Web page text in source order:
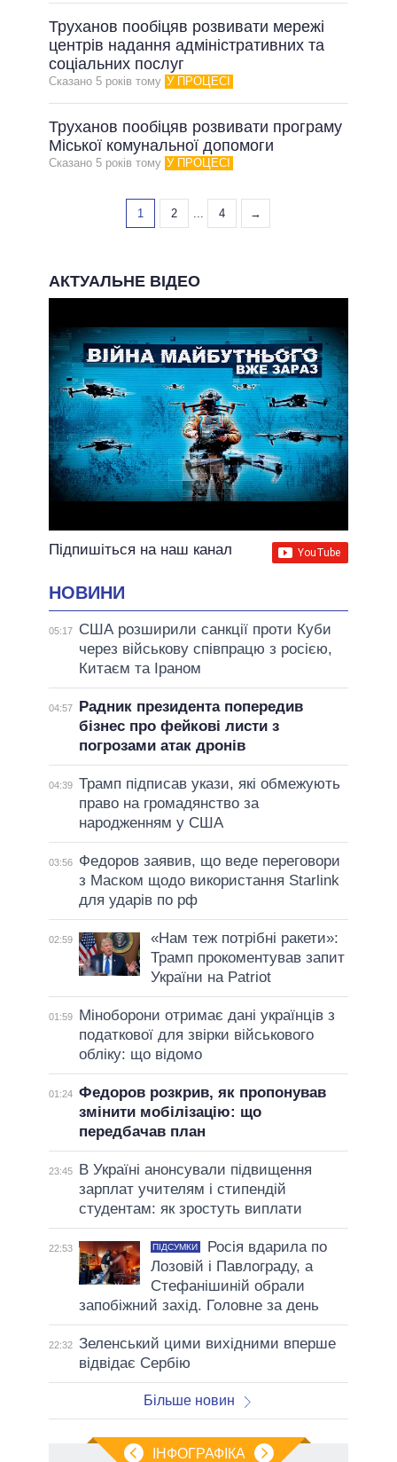
Труханов пообіцяв розвивати мережі
центрів надання адміністративних та
соціальних послуг
Сказано 5 рокiв тому У ПРОЦЕСІ
Труханов пообіцяв розвивати програму
Міської комунальної допомоги
Сказано 5 рокiв тому У ПРОЦЕСІ
1 2 ... 4 →
АКТУАЛЬНЕ ВІДЕО
Підпишіться на наш канал
НОВИНИ
05:17
США розширили санкції проти Куби
через військову співпрацю з росією,
Китаєм та Іраном
04:57
Радник президента попередив
бізнес про фейкові листи з
погрозами атак дронів
04:39 Трамп підписав укази, які обмежують
право на громадянство за
народженням у США
03:56
Федоров заявив, що веде переговори
з Маском щодо використання Starlink
для ударів по рф
02:59
«Нам теж потрібні ракети»:
Трамп прокоментував запит
України на Patriot
01:59
Міноборони отримає дані українців з
податкової для звірки військового
обліку: що відомо
01:24 Федоров розкрив, як пропонував
змінити мобілізацію: що
передбачав план
23:45
В Україні анонсували підвищення
зарплат учителям і стипендій
студентам: як зростуть виплати
22:53 ПІДСУМКИ
Росія вдарила по
Лозовій і Павлограду, а
Стефанішиній обрали
запобіжний захід. Головне за день
22:32 Зеленський цими вихідними вперше
відвідає Сербію
Більше новин
ІНФОГРАФІКА